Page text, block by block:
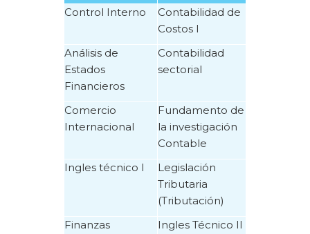
Control Interno
Contabilidad de
Costos I
Análisis de
Estados
Financieros
Contabilidad
sectorial
Comercio
Internacional
Fundamento de
la investigación
Contable
Ingles técnico I
Legislación
Tributaria
(Tributación)
Finanzas
Ingles Técnico II